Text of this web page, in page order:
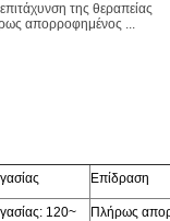
της θεραπείας
απορροφημένος ...
Επίδραση
120~
Πλήρως